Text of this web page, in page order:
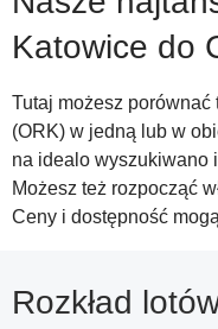
Katowice do
Tutaj możesz
(ORK) w jedną lub w
na idealo wyszukiwano
Możesz też rozpocząć
Ceny i dostępność
Rozkład